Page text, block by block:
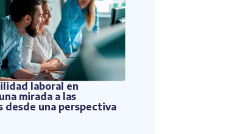
laboral en
mirada a las
desde una perspectiva